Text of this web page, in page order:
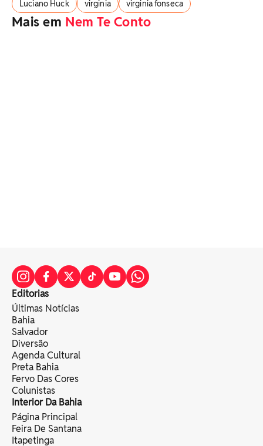
Luciano Huck virginia virginia fonseca
Mais em Nem Te Conto
Editorias
Últimas Notícias
Bahia
Salvador
Diversão
Agenda Cultural
Preta Bahia
Fervo Das Cores
Colunistas
Interior Da Bahia
Página Principal
Feira De Santana
Itapetinga